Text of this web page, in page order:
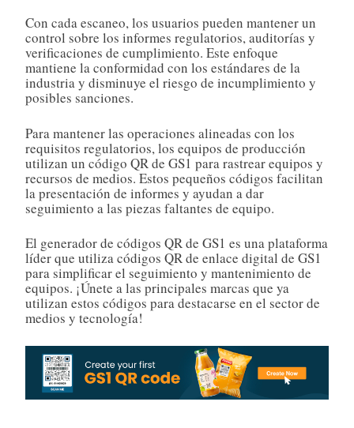
Con cada escaneo, los usuarios pueden mantener un
control sobre los informes regulatorios, auditorías y
verificaciones de cumplimiento. Este enfoque
mantiene la conformidad con los estándares de la
industria y disminuye el riesgo de incumplimiento y
posibles sanciones.
Para mantener las operaciones alineadas con los
requisitos regulatorios, los equipos de producción
utilizan un código QR de GS1 para rastrear equipos y
recursos de medios. Estos pequeños códigos facilitan
la presentación de informes y ayudan a dar
seguimiento a las piezas faltantes de equipo.
El generador de códigos QR de GS1 es una plataforma
líder que utiliza códigos QR de enlace digital de GS1
para simplificar el seguimiento y mantenimiento de
equipos. ¡Únete a las principales marcas que ya
utilizan estos códigos para destacarse en el sector de
medios y tecnología!